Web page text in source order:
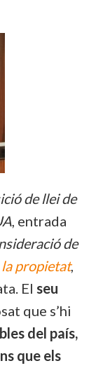
de llei de
, entrada
de
propietat,
El seu
que s’hi
del país,
que els